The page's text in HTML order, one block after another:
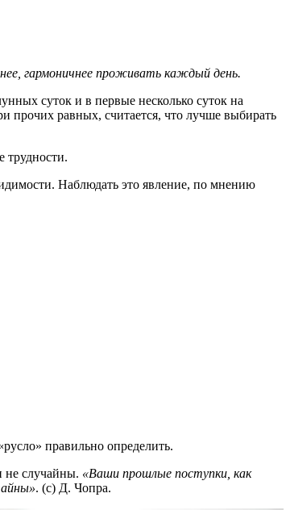
гармоничнее проживать каждый день.
суток и в первые несколько суток на
прочих равных, считается, что лучше выбирать
трудности.
Наблюдать это явление, по мнению
правильно определить.
не случайны. «Ваши прошлые поступки, как
. (с) Д. Чопра.